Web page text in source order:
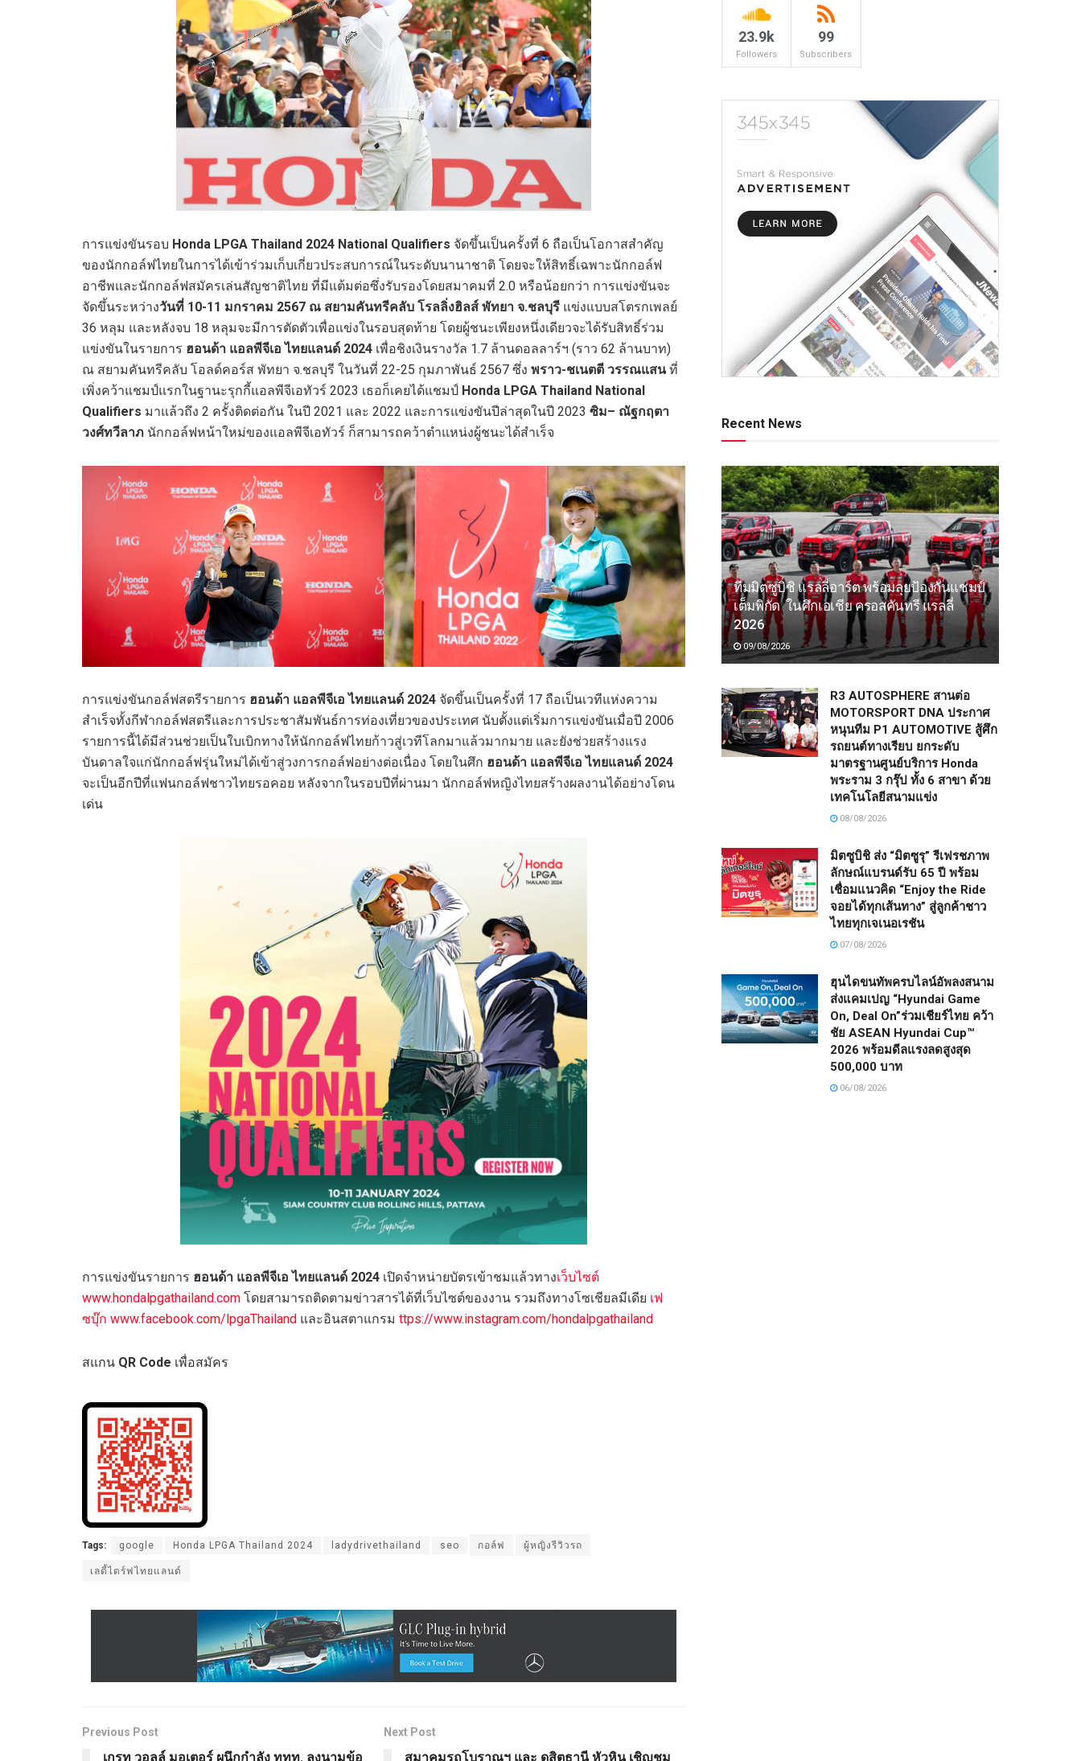
การแข่งขันรอบ Honda LPGA Thailand 2024 National Qualifiers จัดขึ้นเป็นครั้งที่ 6 ถือเป็นโอกาสสำคัญ
ของนักกอล์ฟไทยในการได้เข้าร่วมเก็บเกี่ยวประสบการณ์ในระดับนานาชาติ โดยจะให้สิทธิ์เฉพาะนักกอล์ฟ
อาชีพและนักกอล์ฟสมัครเล่นสัญชาติไทย ที่มีแต้มต่อซึ่งรับรองโดยสมาคมที่ 2.0 หรือน้อยกว่า การแข่งขันจะ
จัดขึ้นระหว่างวันที่ 10-11 มกราคม 2567 ณ สยามคันทรีคลับ โรลลิ่งฮิลส์ พัทยา จ.ชลบุรี แข่งแบบสโตรกเพลย์
36 หลุม และหลังจบ 18 หลุมจะมีการตัดตัวเพื่อแข่งในรอบสุดท้าย โดยผู้ชนะเพียงหนึ่งเดียวจะได้รับสิทธิ์ร่วม
แข่งขันในรายการ ฮอนด้า แอลพีจีเอ ไทยแลนด์ 2024 เพื่อชิงเงินรางวัล 1.7 ล้านดอลลาร์ฯ (ราว 62 ล้านบาท)
ณ สยามคันทรีคลับ โอลด์คอร์ส พัทยา จ.ชลบุรี ในวันที่ 22-25 กุมภาพันธ์ 2567 ซึ่ง พราว-ชเนตตี วรรณแสนที่
เพิ่งคว้าแชมป์แรกในฐานะรุกกี้แอลพีจีเอทัวร์ 2023 เธอก็เคยได้แชมป์ Honda LPGA Thailand National
Qualifiers มาแล้วถึง 2 ครั้งติดต่อกัน ในปี 2021 และ 2022 และการแข่งขันปีล่าสุดในปี 2023 ซิม– ณัฐกฤตา
วงศ์ทวีลาภ นักกอล์ฟหน้าใหม่ของแอลพีจีเอทัวร์ ก็สามารถคว้าตำแหน่งผู้ชนะได้สำเร็จ
การแข่งขันกอล์ฟสตรีรายการ ฮอนด้า แอลพีจีเอ ไทยแลนด์ 2024 จัดขึ้นเป็นครั้งที่ 17 ถือเป็นเวทีแห่งความ
สำเร็จทั้งกีฬากอล์ฟสตรีและการประชาสัมพันธ์การท่องเที่ยวของประเทศ นับตั้งแต่เริ่มการแข่งขันเมื่อปี 2006
รายการนี้ได้มีส่วนช่วยเป็นใบเบิกทางให้นักกอล์ฟไทยก้าวสู่เวทีโลกมาแล้วมากมาย และยังช่วยสร้างแรง
บันดาลใจแก่นักกอล์ฟรุ่นใหม่ได้เข้าสู่วงการกอล์ฟอย่างต่อเนื่อง โดยในศึก ฮอนด้า แอลพีจีเอ ไทยแลนด์ 2024
จะเป็นอีกปีที่แฟนกอล์ฟชาวไทยรอคอย หลังจากในรอบปีที่ผ่านมา นักกอล์ฟหญิงไทยสร้างผลงานได้อย่างโดน
เด่น
การแข่งขันรายการ ฮอนด้า แอลพีจีเอ ไทยแลนด์ 2024 เปิดจำหน่ายบัตรเข้าชมแล้วทางเว็บไซต์
www.hondalpgathailand.com โดยสามารถติดตามข่าวสารได้ที่เว็บไซต์ของงาน รวมถึงทางโซเชียลมีเดีย เฟ
ซบุ๊ก www.facebook.com/lpgaThailand และอินสตาแกรม ttps://www.instagram.com/hondalpgathailand
สแกน QR Code เพื่อสมัคร
Tags: google Honda LPGA Thailand 2024 ladydrivethailand seo กอล์ฟ ผู้หญิงรีวิวรถ
เลดี้ไดร์ฟไทยแลนด์
Previous Post
เกรท วอลล์ มอเตอร์ ผนึกกำลัง ททท. ลงนามข้อ
Next Post
สมาคมรถโบราณฯ และ ดุสิตธานี หัวหิน เชิญชม
23.9k
Followers
99
Subscribers
Recent News
ทีมมิตซูบิชิ แรลลี่อาร์ต พร้อมลุยป้องกันแชมป์
เต็มพิกัด ในศึกเอเชีย ครอสคันทรี แรลลี่
2026
09/08/2026
R3 AUTOSPHERE สานต่อ
MOTORSPORT DNA ประกาศ
หนุนทีม P1 AUTOMOTIVE สู้ศึก
รถยนต์ทางเรียบ ยกระดับ
มาตรฐานศูนย์บริการ Honda
พระราม 3 กรุ๊ป ทั้ง 6 สาขา ด้วย
เทคโนโลยีสนามแข่ง
08/08/2026
มิตซูบิชิ ส่ง “มิตซูรุ” รีเฟรชภาพ
ลักษณ์แบรนด์รับ 65 ปี พร้อม
เชื่อมแนวคิด “Enjoy the Ride
จอยได้ทุกเส้นทาง” สู่ลูกค้าชาว
ไทยทุกเจเนอเรชัน
07/08/2026
ฮุนไดขนทัพครบไลน์อัพลงสนาม
ส่งแคมเปญ “Hyundai Game
On, Deal On”ร่วมเชียร์ไทย คว้า
ชัย ASEAN Hyundai Cup™
2026 พร้อมดีลแรงลดสูงสุด
500,000 บาท
06/08/2026